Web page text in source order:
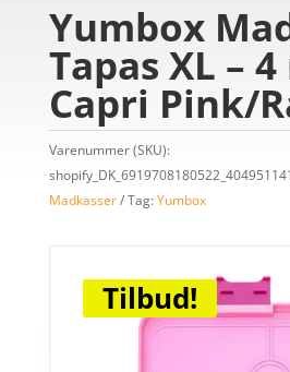
Yumbox
Tapas XL –
Capri Pink/
Varenummer (SKU):
Madkasser
Tag:Yumbox
Tilbud!